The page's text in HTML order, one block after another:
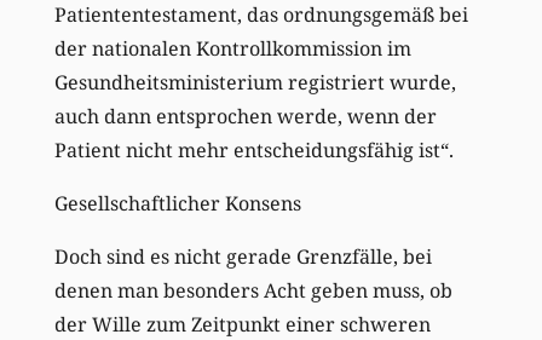
Patiententestament, das ordnungsgemäß bei
der nationalen Kontrollkommission im
Gesundheitsministerium registriert wurde,
auch dann entsprochen werde, wenn der
Patient nicht mehr entscheidungsfähig ist“.
Gesellschaftlicher Konsens
Doch sind es nicht gerade Grenzfälle, bei
denen man besonders Acht geben muss, ob
der Wille zum Zeitpunkt einer schweren